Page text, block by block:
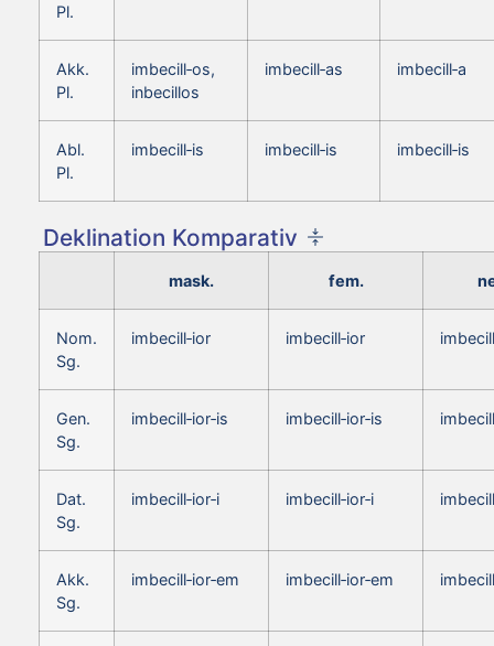
Pl.
Akk.
Pl.
imbecill‑os,
inbecillos
imbecill‑as imbecill‑a
Abl.
Pl.
imbecill‑is imbecill‑is imbecill‑is
Deklination Komparativ
mask. fem.
Nom.
Sg.
imbecill‑ior imbecill‑ior
Gen.
Sg.
imbecill‑ior‑is imbecill‑ior‑is
Dat.
Sg.
imbecill‑ior‑i imbecill‑ior‑i
Akk.
Sg.
imbecill‑ior‑em imbecill‑ior‑em